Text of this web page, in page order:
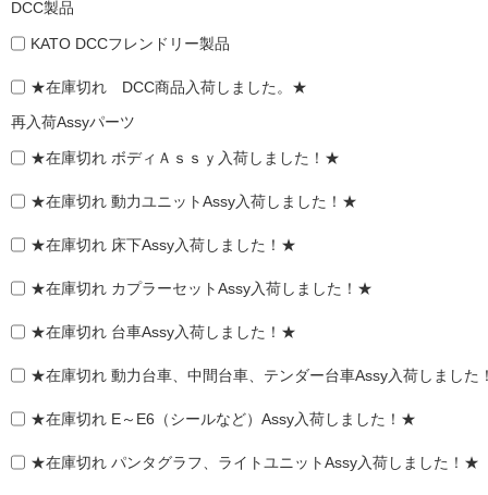
DCC製品
KATO DCCフレンドリー製品
★在庫切れ DCC商品入荷しました。★
再入荷Assyパーツ
★在庫切れ ボディＡｓｓｙ入荷しました！★
★在庫切れ 動力ユニットAssy入荷しました！★
★在庫切れ 床下Assy入荷しました！★
★在庫切れ カプラーセットAssy入荷しました！★
★在庫切れ 台車Assy入荷しました！★
★在庫切れ 動力台車、中間台車、テンダー台車Assy入荷しまし
★在庫切れ E～E6（シールなど）Assy入荷しました！★
★在庫切れ パンタグラフ、ライトユニットAssy入荷しました！★